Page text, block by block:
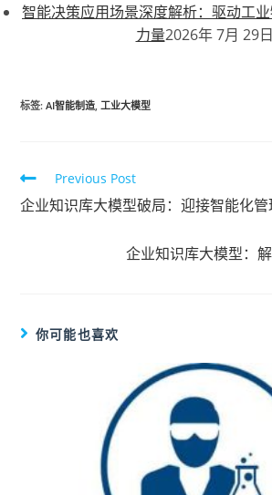
智能决策应用场景深度解析：驱动工
力量2026年 7月 29日
标签:AI智能制造 工业大模型
Previous Post
企业知识库大模型破局：迎接智能化
企业知识库大模型：
你可能也喜欢